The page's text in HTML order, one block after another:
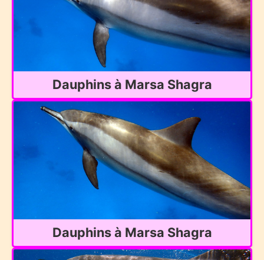
Dauphins à Marsa Shagra
Dauphins à Marsa Shagra